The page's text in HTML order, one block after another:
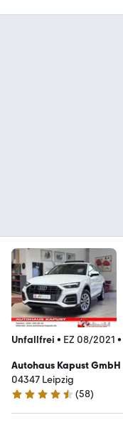
Unfallfrei • EZ 08/2021 •
Autohaus Kapust GmbH
04347 Leipzig
4.4 Sterne
(58)